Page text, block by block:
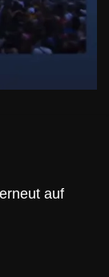
auf